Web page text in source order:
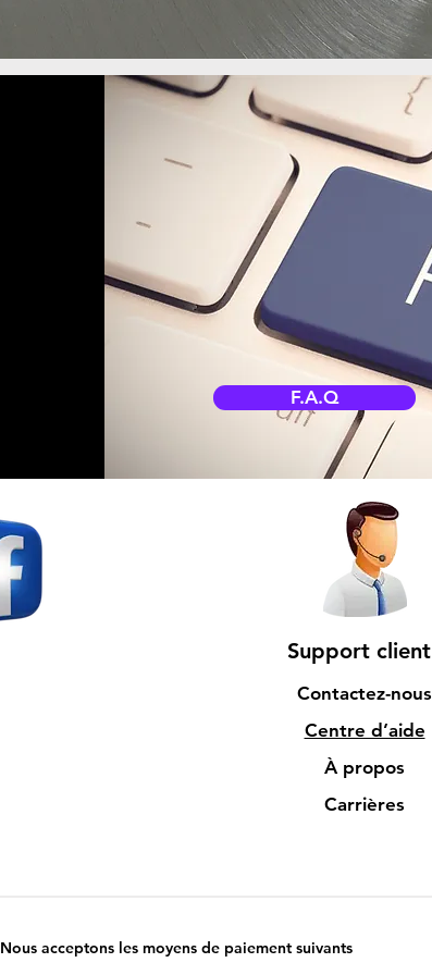
F.A.Q
Support client
Contactez-nous
Centre d’aide
À propos
Carrières
Nous acceptons les moyens de paiement suivants